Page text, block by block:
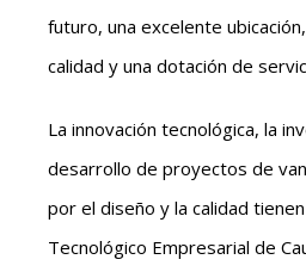
futuro, una excelente
calidad y una dotación de
La innovación tecnológica, la
desarrollo de proyectos de
por el diseño y la calidad
Tecnológico Empresarial de